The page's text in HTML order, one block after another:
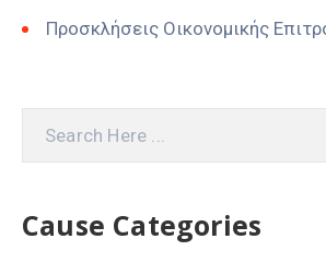
Προσκλήσεις Οικονομικής
Cause Categories